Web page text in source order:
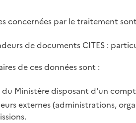
concernées par le traitement
de documents CITES :
de ces données sont :
du Ministère disposant d'un
externes (administrations,